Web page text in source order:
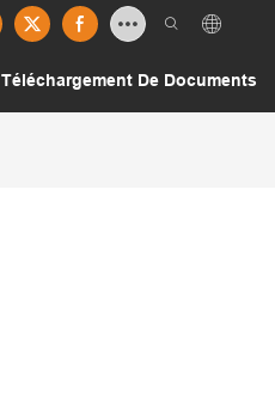
Téléchargement De Documents